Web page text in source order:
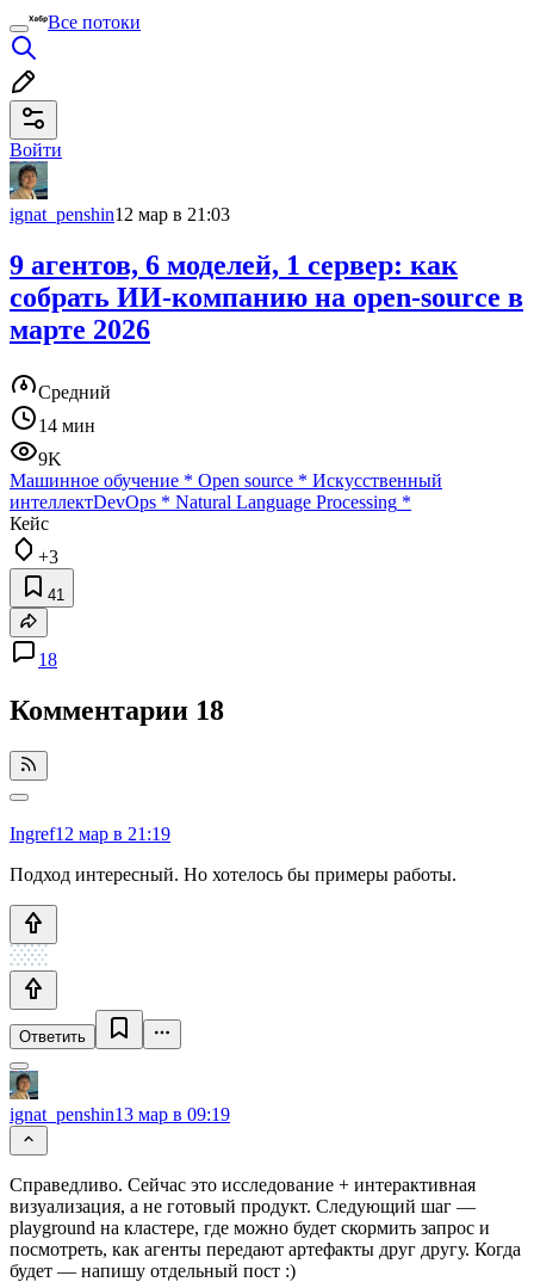
Все потоки
Войти
ignat_penshin12 мар в 21:03
9 агентов, 6 моделей, 1 сервер: как
собрать ИИ-компанию на open-source в
марте 2026
Средний
14 мин
9K
Машинное обучение * Open source * Искусственный
интеллектDevOps * Natural Language Processing *
Кейс
+3
41
18
Комментарии 18
Ingref12 мар в 21:19
Подход интересный. Но хотелось бы примеры работы.
Ответить
ignat_penshin13 мар в 09:19
Справедливо. Сейчас это исследование + интерактивная
визуализация, а не готовый продукт. Следующий шаг —
playground на кластере, где можно будет скормить запрос и
посмотреть, как агенты передают артефакты друг другу. Когда
будет — напишу отдельный пост :)